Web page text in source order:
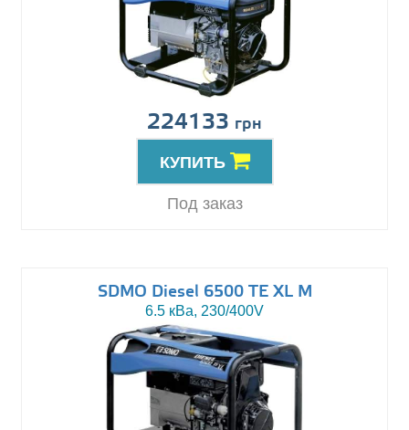
224133 грн
КУПИТЬ
Под заказ
SDMO Diesel 6500 TE XL M
6.5 кВа, 230/400V